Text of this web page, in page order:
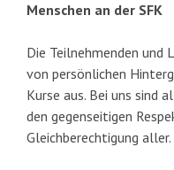
Menschen an der SFK
Die Teilnehmenden
von persönlichen
Kurse aus. Bei uns sind
den gegenseitigen
Gleichberechtigung aller.